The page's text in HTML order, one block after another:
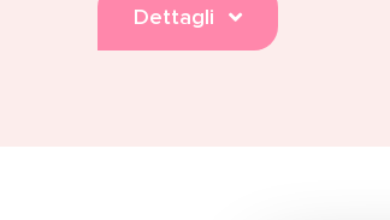
Dettagli